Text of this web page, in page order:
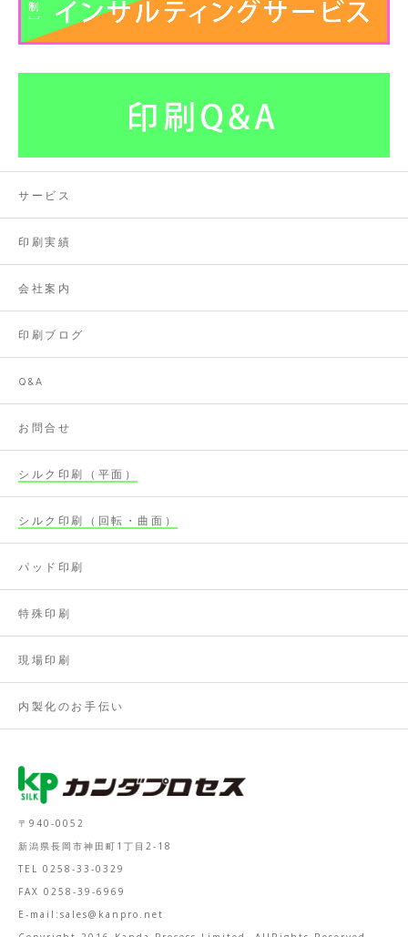
サービス
印刷実績
会社案内
印刷ブログ
Q&A
お問合せ
シルク印刷（平面）
シルク印刷（回転・曲面）
パッド印刷
特殊印刷
現場印刷
内製化のお手伝い
〒940-0052
新潟県長岡市神田町1丁目2-18
TEL 0258-33-0329
FAX 0258-39-6969
E-mail:sales@kanpro.net